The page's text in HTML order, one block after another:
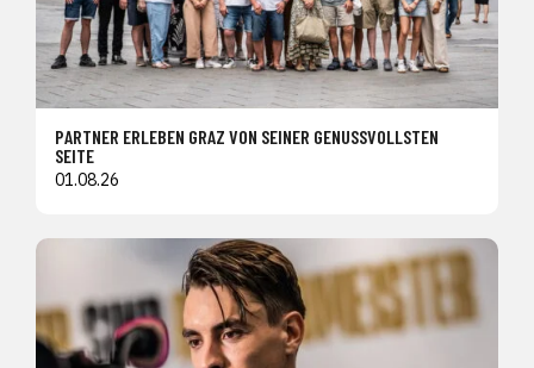
PARTNER ERLEBEN GRAZ VON SEINER GENUSSVOLLSTEN
SEITE
01.08.26